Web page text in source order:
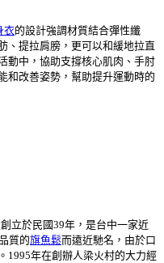
衣的設計強調材質結合彈性纖
、提拉肩膀，更可以和緩地拉直
動中，協助支撐核心肌肉、手肘
和改善姿勢，幫助提升運動時的
立於民國39年，是台中一家近
質的旗魚鬆而遠近馳名，由於口
1995年在創辦人梁火村的大力經